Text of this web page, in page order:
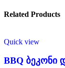
Related Products
Quick view
BBQ ბეკონი